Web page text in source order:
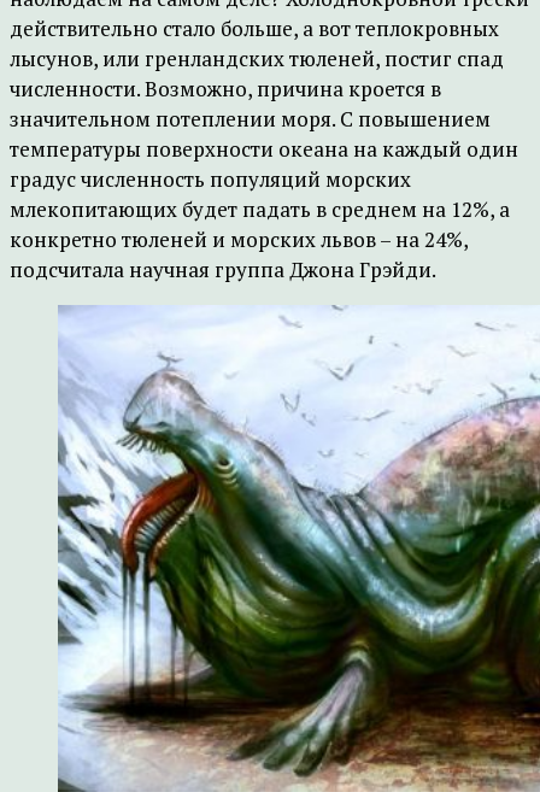
действительно стало больше, а вот теплокровных
лысунов, или гренландских тюленей, постиг спад
численности. Возможно, причина кроется в
значительном потеплении моря. С повышением
температуры поверхности океана на каждый один
градус численность популяций морских
млекопитающих будет падать в среднем на 12%, а
конкретно тюленей и морских львов – на 24%,
подсчитала научная группа Джона Грэйди.